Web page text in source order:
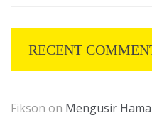
RECENT
Fikson on Mengusir